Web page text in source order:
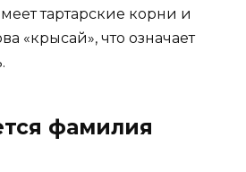
тартарские корни и
«крысай», что означает
фамилия